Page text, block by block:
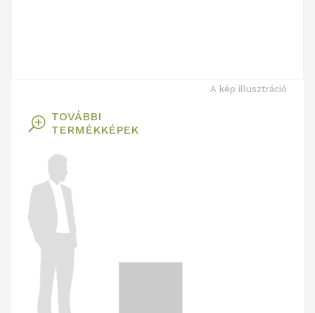
A kép illusztráció
T TOVÁBBI
TERMÉKKÉPEK